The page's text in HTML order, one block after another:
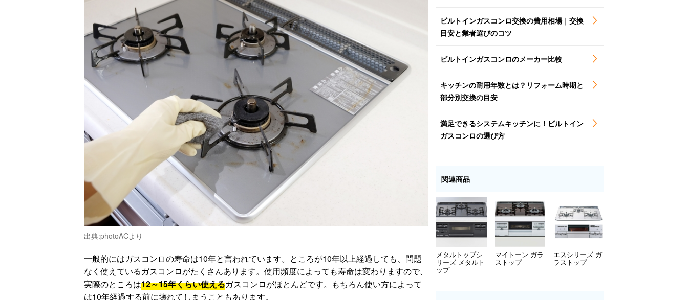
出典:photoACより
一般的にはガスコンロの寿命は10年と言われています。ところが10年以上経過しても、問題
なく使えているガスコンロがたくさんあります。使用頻度によっても寿命は変わりますので、
実際のところは12～15年くらい使えるガスコンロがほとんどです。もちろん使い方によって
は10年経過する前に壊れてしまうこともあります。
ビルトインガスコンロ交換の費用相場｜交換
目安と業者選びのコツ
ビルトインガスコンロのメーカー比較
キッチンの耐用年数とは？リフォーム時期と
部分別交換の目安
満足できるシステムキッチンに！ビルトイン
ガスコンロの選び方
関連商品
メタルトップシ
リーズ メタルト
ップ
マイトーン ガラ
ストップ
エスシリーズ ガ
ラストップ